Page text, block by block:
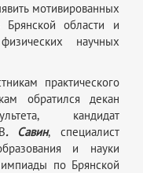
мотивированных
Брянской области и
научных
практического
обратился декан
кандидат
. Савин, специалист
и науки
по Брянской